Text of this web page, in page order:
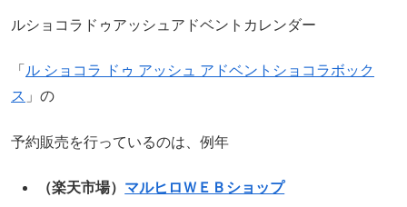
ルショコラドゥアッシュアドベントカレンダー
「 ル ショコラ ドゥ アッシュ アドベントショコラボック
ス 」の
予約販売を行っているのは、例年
（楽天市場） マルヒロＷＥＢショップ